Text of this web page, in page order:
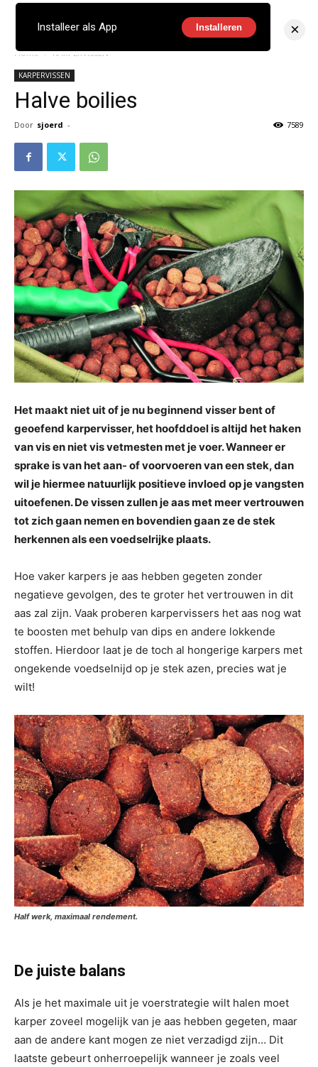
Home KARPERVISSEN
KARPERVISSEN
Halve boilies
Door sjoerd - 7589
Het maakt niet uit of je nu beginnend visser bent of
geoefend karpervisser, het hoofddoel is altijd het haken
van vis en niet vis vetmesten met je voer. Wanneer er
sprake is van het aan- of voorvoeren van een stek, dan
wil je hiermee natuurlijk positieve invloed op je vangsten
uitoefenen. De vissen zullen je aas met meer vertrouwen
tot zich gaan nemen en bovendien gaan ze de stek
herkennen als een voedselrijke plaats.
Hoe vaker karpers je aas hebben gegeten zonder
negatieve gevolgen, des te groter het vertrouwen in dit
aas zal zijn. Vaak proberen karpervissers het aas nog wat
te boosten met behulp van dips en andere lokkende
stoffen. Hierdoor laat je de toch al hongerige karpers met
ongekende voedselnijd op je stek azen, precies wat je
wilt!
Half werk, maximaal rendement.
De juiste balans
Als je het maximale uit je voerstrategie wilt halen moet
karper zoveel mogelijk van je aas hebben gegeten, maar
aan de andere kant mogen ze niet verzadigd zijn… Dit
laatste gebeurt onherroepelijk wanneer je zoals veel
Installeer als App Installeren ×